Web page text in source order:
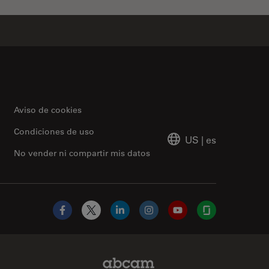
Aviso de cookies
No vender ni compartir mis datos
Condiciones de uso
US | es
Facebook
X LinkedInInstagramYouTubeGlassdoor